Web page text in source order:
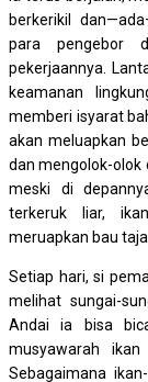
berkerikil
para pengebor
pekerjaannya.
keamanan
memberi isyarat
akan meluapkan
dan mengolok-olok
meski di
terkeruk liar,
meruapkan bau
Setiap hari, si
melihat sungai-
Andai ia bisa
musyawarah
Sebagaimana